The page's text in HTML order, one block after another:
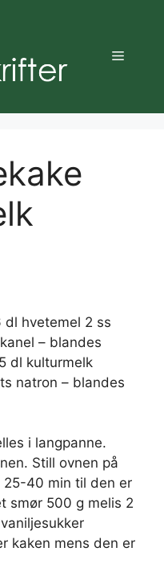
Meny
dl hvetemel 2 ss
– blandes
dl kulturmelk
natron – blandes 
i langpanne.
Still ovnen på
25-40 min til den er
smør 500 g melis 2
kaken mens den er